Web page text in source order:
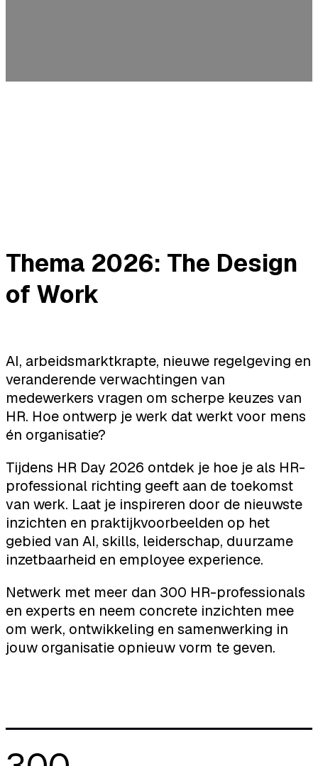
Thema 2026: The Design
of Work
AI, arbeidsmarktkrapte, nieuwe regelgeving en
veranderende verwachtingen van
medewerkers vragen om scherpe keuzes van
HR. Hoe ontwerp je werk dat werkt voor mens
én organisatie?
Tijdens HR Day 2026 ontdek je hoe je als HR-
professional richting geeft aan de toekomst
van werk. Laat je inspireren door de nieuwste
inzichten en praktijkvoorbeelden op het
gebied van AI, skills, leiderschap, duurzame
inzetbaarheid en employee experience.
Netwerk met meer dan 300 HR-professionals
en experts en neem concrete inzichten mee
om werk, ontwikkeling en samenwerking in
jouw organisatie opnieuw vorm te geven.